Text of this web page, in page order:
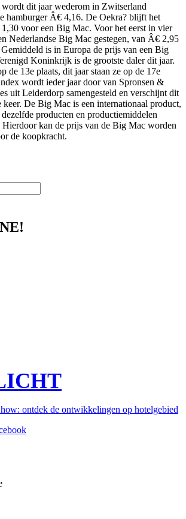
dit jaar wederom in Zwitserland
hamburger Â€ 4,16. De Oekra? blijft het
voor een Big Mac. Voor het eerst in vier
Nederlandse Big Mac gestegen, van Â€ 2,95
is in Europa de prijs van een Big
Koninkrijk is de grootste daler dit jaar.
de 13e plaats, dit jaar staan ze op de 17e
wordt ieder jaar door van Spronsen &
uit Leiderdorp samengesteld en verschijnt dit
keer. De Big Mac is een internationaal product,
producten en productiemiddelen
kan de prijs van de Big Mac worden
de koopkracht.
ontdek de ontwikkelingen op hotelgebied